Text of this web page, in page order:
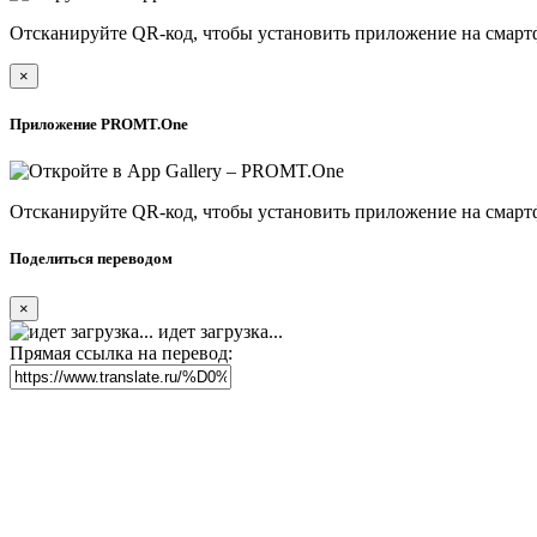
Отсканируйте QR-код, чтобы установить приложение на
×
Приложение PROMT.One
Отсканируйте QR-код, чтобы установить приложение на
Поделиться переводом
×
идет загрузка...
Прямая ссылка на перевод: